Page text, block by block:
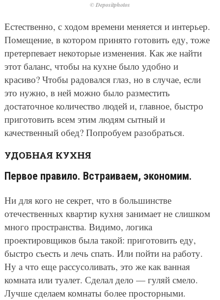
© Depositphotos
Естественно, с ходом времени меняется и интерьер.
Помещение, в котором принято готовить еду, тоже
претерпевает некоторые изменения. Как же найти
этот баланс, чтобы на кухне было удобно и
красиво? Чтобы радовался глаз, но в случае, если
это нужно, в ней можно было разместить
достаточное количество людей и, главное, быстро
приготовить всем этим людям сытный и
качественный обед? Попробуем разобраться.
УДОБНАЯ КУХНЯ
Первое правило. Встраиваем, экономим.
Ни для кого не секрет, что в большинстве
отечественных квартир кухня занимает не слишком
много пространства. Видимо, логика
проектировщиков была такой: приготовить еду,
быстро съесть и лечь спать. Или пойти на работу.
Ну а что еще рассусоливать, это же как ванная
комната или туалет. Сделал дело — гуляй смело.
Лучше сделаем комнаты более просторными.